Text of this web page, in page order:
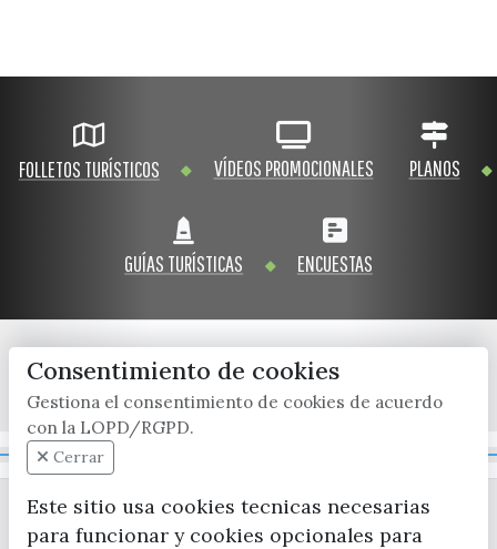
FOLLETOS TURÍSTICOS VÍDEOS PROMOCIONALES PLANOS
GUÍAS TURÍSTICAS ENCUESTAS
x / twitter facebook youtube instagram
Consentimiento de cookies
Gestiona el consentimiento de cookies de acuerdo
con la LOPD/RGPD.
Cerrar
Este sitio usa cookies tecnicas necesarias
para funcionar y cookies opcionales para